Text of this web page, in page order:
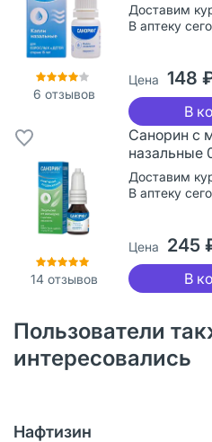
6 отзывов
Доставим
В аптеку
Цена 148
В
14отзывов
Санорин с
назальные
Доставим
В аптеку
Цена 245
В
Пользователи
интересовались
Нафтизин